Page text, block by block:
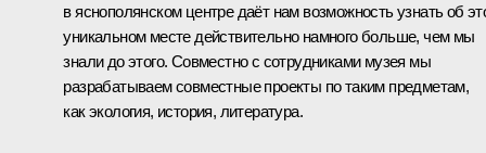
в яснополянском центре даёт нам возможность узнать об
уникальном месте действительно намного больше, чем мы
знали до этого. Совместно с сотрудниками музея мы
разрабатываем совместные проекты по таким предметам,
как экология, история, литература.